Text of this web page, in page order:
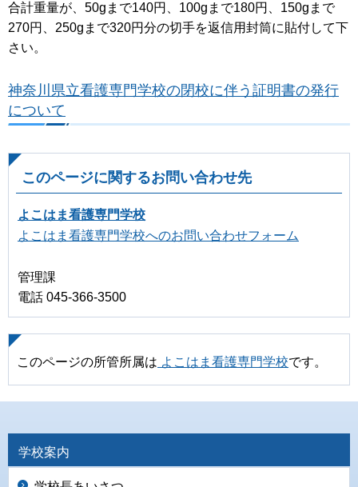
合計重量が、50gまで140円、100gまで180円、150gまで
270円、250gまで320円分の切手を返信用封筒に貼付して下
さい。
神奈川県立看護専門学校の閉校に伴う証明書の発行
について
このページに関するお問い合わせ先
よこはま看護専門学校
よこはま看護専門学校へのお問い合わせフォーム
管理課
電話 045-366-3500
このページの所管所属は よこはま看護専門学校です。
学校案内